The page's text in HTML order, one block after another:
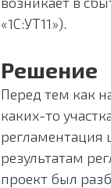
«1С:УТ11»).
Решение
Перед тем как
каких-то
регламентация
результатам
проект был